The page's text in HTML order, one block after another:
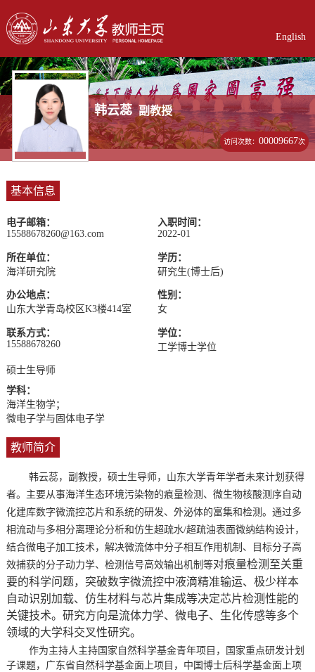
English
韩云蕊 副教授
访问次数：00009667次
基本信息
电子邮箱：
15588678260@163.com
入职时间：
2022-01
所在单位：
海洋研究院
学历：
研究生(博士后)
办公地点：
山东大学青岛校区K3楼414室
性别：
女
联系方式：
15588678260
学位：
工学博士学位
硕士生导师
学科：
海洋生物学；
微电子学与固体电子学
教师简介
韩云蕊，副教授，硕士生导师，山东大学青年学者未来计划获得
者。主要从事海洋生态环境污染物的痕量检测、微生物核酸测序自动
化建库数字微流控芯片和系统的研发、外泌体的富集和检测。通过多
相流动与多相分离理论分析和仿生超疏水/超疏油表面微纳结构设计，
结合微电子加工技术，解决微流体中分子相互作用机制、目标分子高
效捕获的分子动力学、检测信号高效输出机制等对痕量检测至关重
要的科学问题，突破数字微流控中液滴精准输运、极少样本
自动识别加载、仿生材料与芯片集成等决定芯片检测性能的
关键技术。研究方向是流体力学、微电子、生化传感等多个
领域的大学科交叉性研究。
作为主持人主持国家自然科学基金青年项目，国家重点研发计划
子课题， 广东省自然科学基金面上项目， 中国博士后科学基金面上项